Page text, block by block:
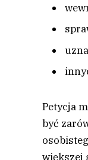
Petycja
być
większej